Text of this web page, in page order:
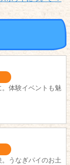
体験イベントも魅
うなぎパイのお土